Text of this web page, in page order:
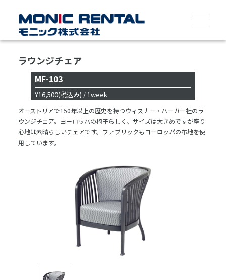
ラウンジチェア
MF-103
¥16,500(税込み) / 1week
オーストリアで150年以上の歴史を持つウィスナー・ハーガー社のラ
ウンジチェア。ヨーロッパの椅子らしく、サイズは大きめですが座り
心地は素晴らしいチェアです。ファブリックもヨーロッパの布地を使
用しています。